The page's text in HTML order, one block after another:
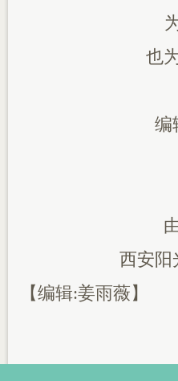
也
编
西安阳
【编辑:姜雨薇】